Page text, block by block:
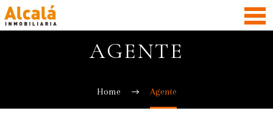
AGENTE
Home Agente